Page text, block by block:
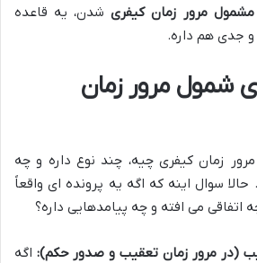
مشمول مرور زمان کیفری شدن، یه قاعده
و جدی هم داره.
شمول مرور زمان
زمان کیفری چیه، چند نوع داره و چه
سوال اینه که اگه یه پرونده ای واقعاً
اتفاقی می افته و چه پیامدهایی داره؟
(در مرور زمان تعقیب و صدور حکم): اگه